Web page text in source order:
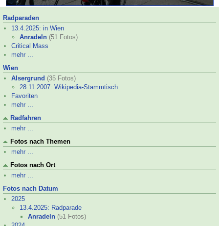
Radparaden
13.4.2025: in Wien
Anradeln (51 Fotos)
Critical Mass
mehr ...
Wien
Alsergrund (35 Fotos)
28.11.2007: Wikipedia-Stammtisch
Favoriten
mehr ...
Radfahren
mehr ...
Fotos nach Themen
mehr ...
Fotos nach Ort
mehr ...
Fotos nach Datum
2025
13.4.2025: Radparade
Anradeln (51 Fotos)